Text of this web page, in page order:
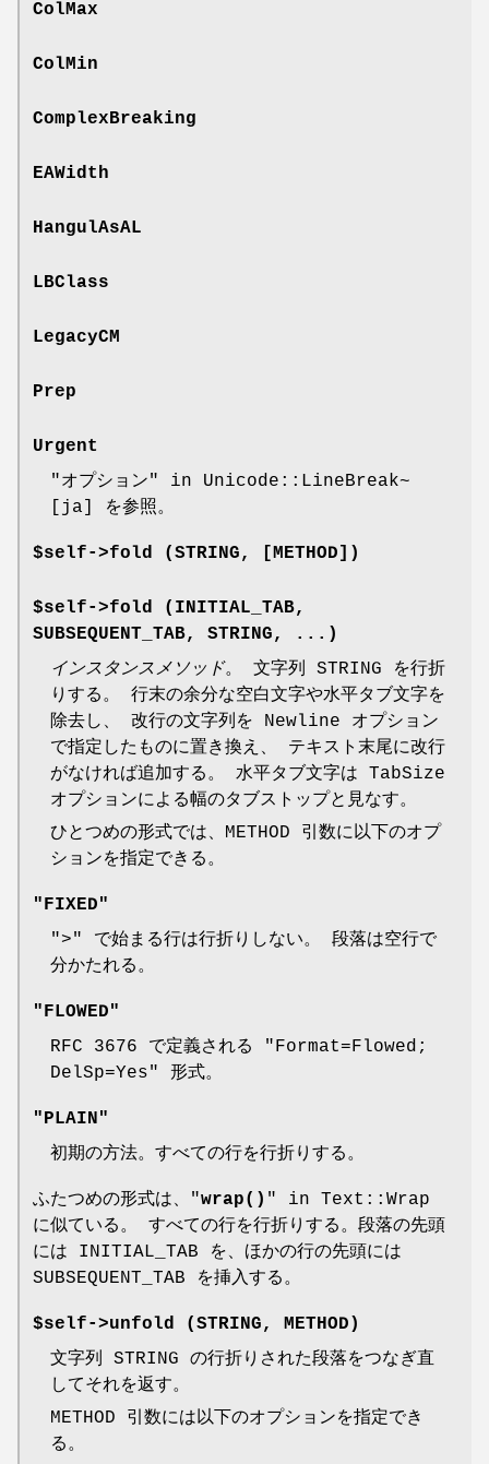
ColMax
ColMin
ComplexBreaking
EAWidth
HangulAsAL
LBClass
LegacyCM
Prep
Urgent
"オプション" in Unicode::LineBreak~
[ja] を参照。
$self->fold (STRING, [METHOD])
$self->fold (INITIAL_TAB,
SUBSEQUENT_TAB, STRING, ...)
インスタンスメソッド。 文字列 STRING を行折
りする。 行末の余分な空白文字や水平タブ文字を
除去し、 改行の文字列を Newline オプション
で指定したものに置き換え、 テキスト末尾に改行
がなければ追加する。 水平タブ文字は TabSize
オプションによる幅のタブストップと見なす。
ひとつめの形式では、METHOD 引数に以下のオプ
ションを指定できる。
"FIXED"
">"
で始まる行は行折りしない。 段落は空行で
分かたれる。
"FLOWED"
RFC 3676 で定義される
"Format=Flowed;
DelSp=Yes"
形式。
"PLAIN"
初期の方法。すべての行を行折りする。
ふたつめの形式は、"wrap() " in Text::Wrap
に似ている。 すべての行を行折りする。段落の先頭
には INITIAL_TAB を、ほかの行の先頭には
SUBSEQUENT_TAB を挿入する。
$self->unfold (STRING, METHOD)
文字列 STRING の行折りされた段落をつなぎ直
してそれを返す。
METHOD 引数には以下のオプションを指定でき
る。